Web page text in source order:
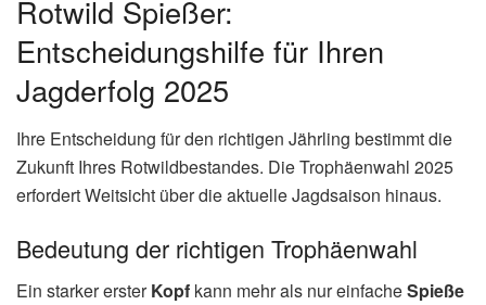
Rotwild Spießer:
Entscheidungshilfe für Ihren
Jagderfolg 2025
Ihre Entscheidung für den richtigen Jährling bestimmt die
Zukunft Ihres Rotwildbestandes. Die Trophäenwahl 2025
erfordert Weitsicht über die aktuelle Jagdsaison hinaus.
Bedeutung der richtigen Trophäenwahl
Ein starker ersterKopf kann mehr als nur einfacheSpieße